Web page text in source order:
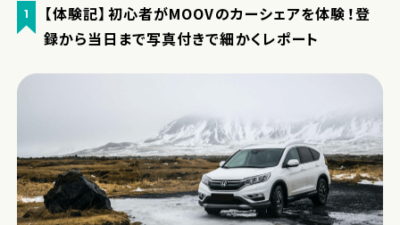
1
【体験記】初心者がMOOVのカーシェアを体験！登
録から当日まで写真付きで細かくレポート